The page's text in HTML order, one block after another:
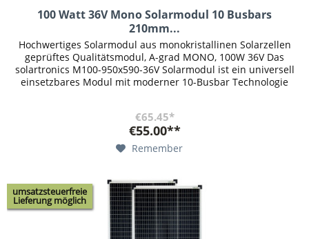
100 Watt 36V Mono Solarmodul 10 Busbars
210mm...
Hochwertiges Solarmodul aus monokristallinen Solarzellen
geprüftes Qualitätsmodul, A-grad MONO, 100W 36V Das
solartronics M100-950x590-36V Solarmodul ist ein universell
einsetzbares Modul mit moderner 10-Busbar Technologie
€65.45*
€55.00**
Remember
umsatzsteuerfreie
Lieferung möglich